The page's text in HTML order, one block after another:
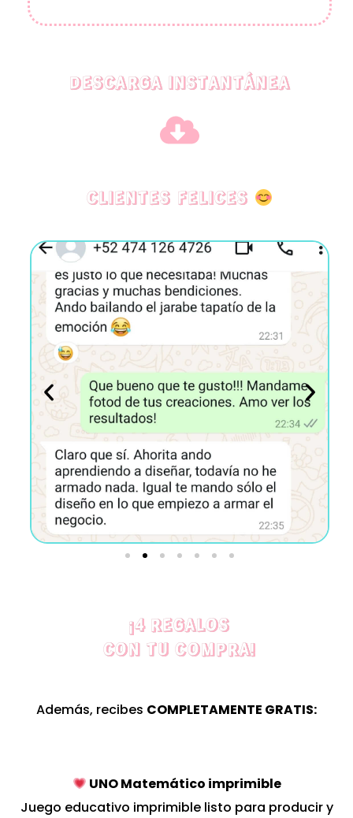
DESCARGA INSTANTÁNEA
CLIENTES FELICES
¡4 REGALOS
CON TU COMPRA!
Además, recibes COMPLETAMENTE GRATIS:
UNO Matemático imprimible
Juego educativo imprimible listo para producir y